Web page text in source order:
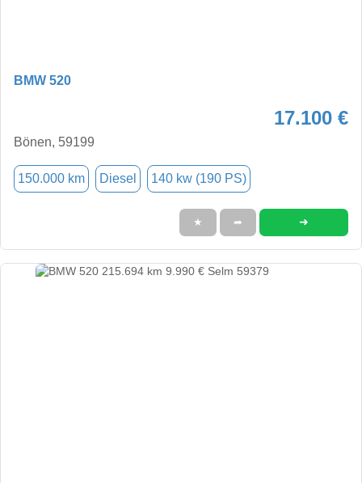
BMW 520
17.100 €
Bönen, 59199
150.000 km Diesel 140 kw (190 PS)
★ ➦ ➜